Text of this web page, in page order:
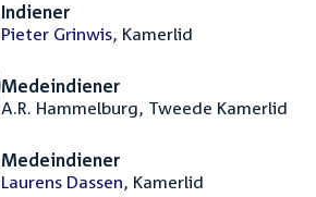
Indiener
Pieter Grinwis, Kamerlid
Medeindiener
A.R. Hammelburg, Tweede Kamerlid
Medeindiener
Laurens Dassen, Kamerlid